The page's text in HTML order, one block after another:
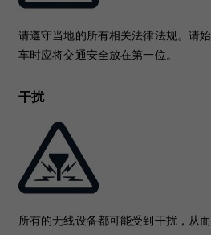
请遵守当地的所有相关法律法规。请
车时应将交通安全放在第一位。
干扰
所有的无线设备都可能受到干扰，从而